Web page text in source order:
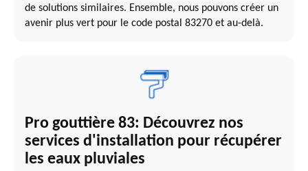
de solutions similaires. Ensemble, nous pouvons créer un
avenir plus vert pour le code postal 83270 et au-delà.
Pro gouttière 83: Découvrez nos
services d'installation pour récupérer
les eaux pluviales